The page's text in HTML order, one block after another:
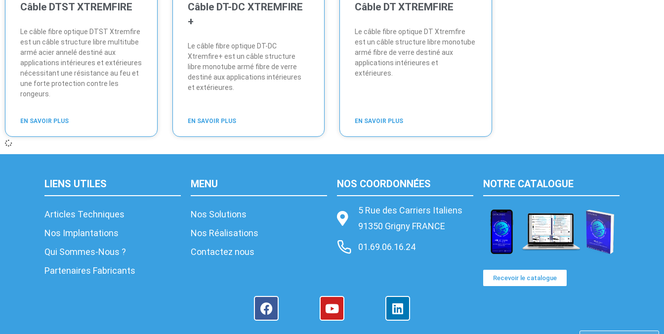
Câble DTST XTREMFIRE
Le câble fibre optique DTST Xtremfire
est un câble structure libre multitube
armé acier annelé destiné aux
applications intérieures et extérieures
nécessitant une résistance au feu et
une forte protection contre les
rongeurs.
EN SAVOIR PLUS
Câble DT-DC XTREMFIRE
+
Le câble fibre optique DT-DC
Xtremfire+ est un câble structure
libre monotube armé fibre de verre
destiné aux applications intérieures
et extérieures.
EN SAVOIR PLUS
Câble DT XTREMFIRE
Le câble fibre optique DT Xtremfire
est un câble structure libre monotube
armé fibre de verre destiné aux
applications intérieures et
extérieures.
EN SAVOIR PLUS
LIENS UTILES
Articles Techniques
Nos Implantations
Qui Sommes-Nous ?
Partenaires Fabricants
MENU
Nos Solutions
Nos Réalisations
Contactez nous
NOS COORDONNÉES
5 Rue des Carriers Italiens
91350 Grigny FRANCE
01.69.06.16.24
NOTRE CATALOGUE
Recevoir le catalogue